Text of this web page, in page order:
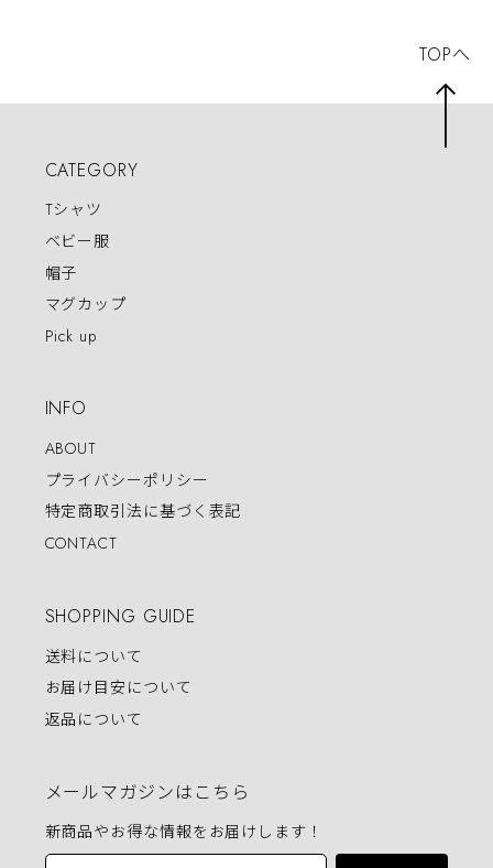
CATEGORY
Tシャツ
ベビー服
帽子
マグカップ
Pick up
INFO
ABOUT
プライバシーポリシー
特定商取引法に基づく表記
CONTACT
SHOPPING GUIDE
送料について
お届け目安について
返品について
メールマガジンはこちら
新商品やお得な情報をお届けします！
TOPへ